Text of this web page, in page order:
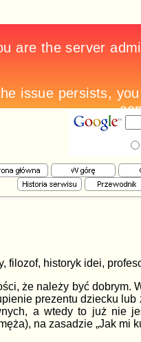
filozof, historyk idei,
że należy być dobrym.
prezentu dziecku
a wtedy to już nie
na zasadzie „Jak mi